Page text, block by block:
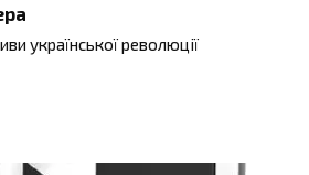
української революції